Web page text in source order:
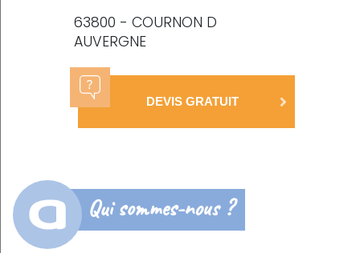
63800 - COURNON D
AUVERGNE
DEVIS GRATUIT
Qui sommes-nous ?